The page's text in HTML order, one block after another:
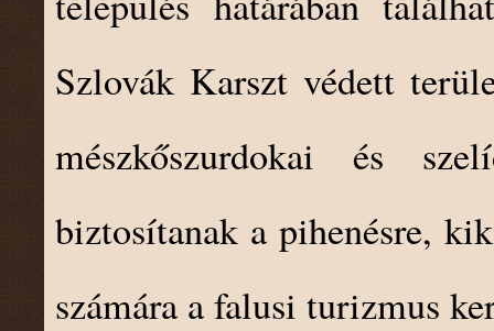
Szlovák Karszt védett
mészkőszurdokai és
biztosítanak a pihenésre,
számára a falusi turizmus